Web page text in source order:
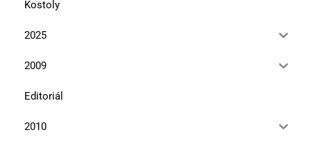
Kostoly
2025
2009
Editoriál
2010